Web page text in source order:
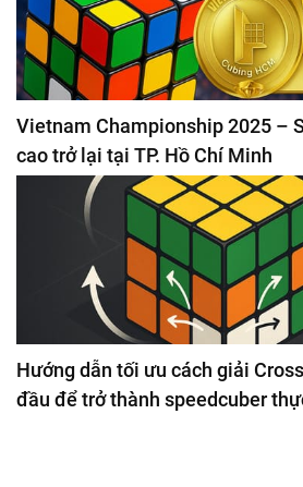
Vietnam Championship 2025 –
cao trở lại tại TP. Hồ Chí Minh
Hướng dẫn tối ưu cách giải
đầu để trở thành speedcuber